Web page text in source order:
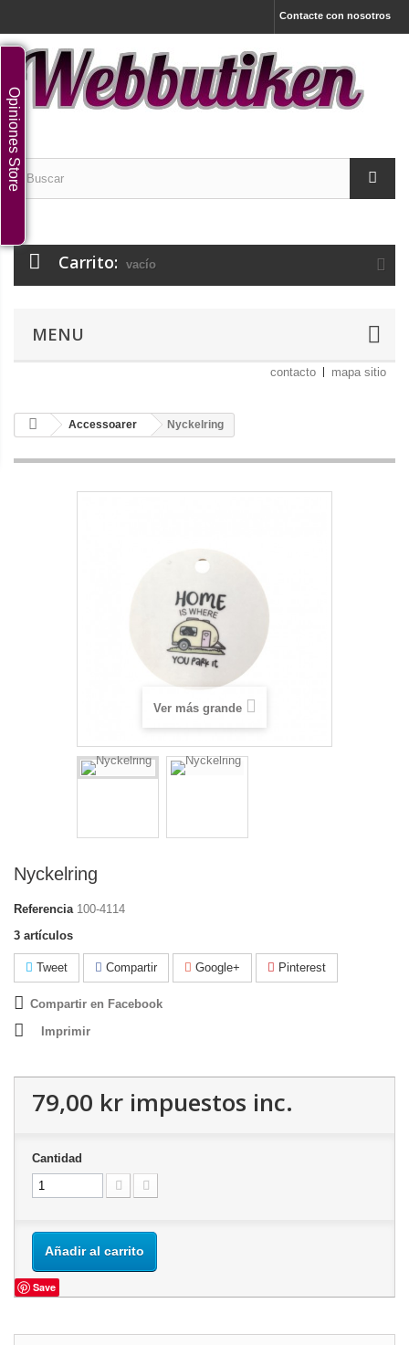
Contacte con nosotros
Carrito: vacío
MENU
contacto mapa sitio
Accessoarer Nyckelring
Ver más grande
Nyckelring
Referencia 100-4114
3 artículos
Tweet Compartir Google+ Pinterest
Compartir en Facebook
Imprimir
79,00 kr impuestos inc.
Cantidad
Añadir al carrito
Save
Opiniones Store